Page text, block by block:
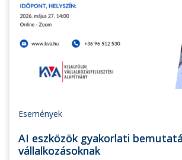
Események
AI eszközök gyakorlati
vállalkozásoknak